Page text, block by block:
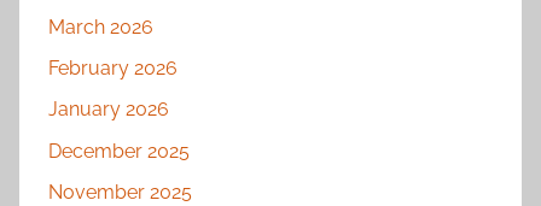
March 2026
February 2026
January 2026
December 2025
November 2025